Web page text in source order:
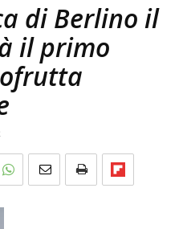
di Berlino il
il primo